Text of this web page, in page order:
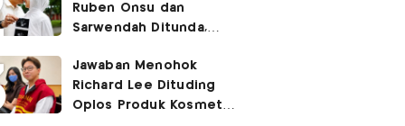
Ruben Onsu dan
Sarwendah Ditunda,
Ketiga
Jawaban Menohok
Richard Lee Dituding
Oplos Produk Kosmetik